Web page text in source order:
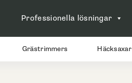
Professionella lösningar
Grästrimmers Häcksaxar